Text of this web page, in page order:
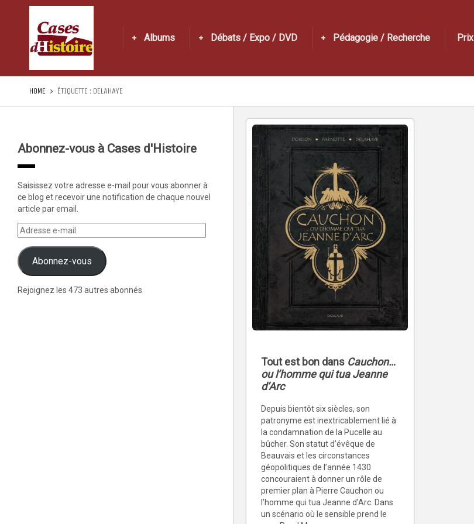
Albums Débats / Expo / DVD Pédagogie / Recherche Prix
HOME ÉTIQUETTE : DELAHAYE
Abonnez-vous à Cases d'Histoire
Saisissez votre adresse e-mail pour vous abonner à
ce blog et recevoir une notification de chaque nouvel
article par email.
Abonnez-vous
Rejoignez les 473 autres abonnés
Tout est bon dans Cauchon…
ou l’homme qui tua Jeanne
d’Arc
Depuis bientôt six siècles, son
patronyme est inextricablement lié à
la condamnation de la Pucelle au
bûcher. Son statut d’évêque de
Beauvais et les circonstances
géopolitiques de l’année 1430
concouraient à donner un rôle de
premier plan à Pierre Cauchon ou
l’homme qui tua Jeanne d’Arc. Dans
un scénario où le sensible prend le